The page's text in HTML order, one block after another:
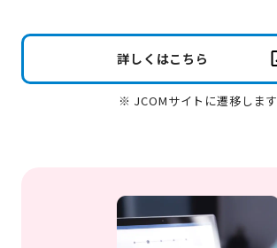
詳しくはこちら
※ JCOMサイトに遷移します